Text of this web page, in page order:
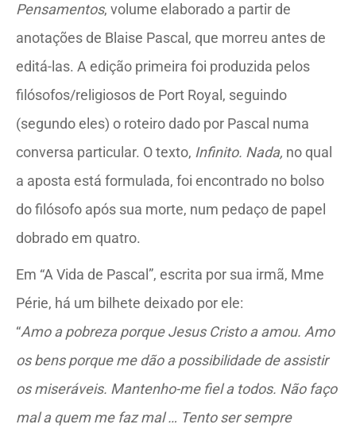
Pensamentos, volume elaborado a partir de
anotações de Blaise Pascal, que morreu antes de
editá-las. A edição primeira foi produzida pelos
filósofos/religiosos de Port Royal, seguindo
(segundo eles) o roteiro dado por Pascal numa
conversa particular. O texto, Infinito. Nada, no qual
a aposta está formulada, foi encontrado no bolso
do filósofo após sua morte, num pedaço de papel
dobrado em quatro.
Em “A Vida de Pascal”, escrita por sua irmã, Mme
Périe, há um bilhete deixado por ele:
“Amo a pobreza porque Jesus Cristo a amou. Amo
os bens porque me dão a possibilidade de assistir
os miseráveis. Mantenho-me fiel a todos. Não faço
mal a quem me faz mal … Tento ser sempre